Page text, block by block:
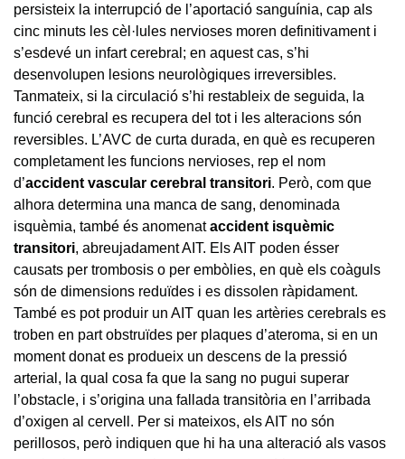
persisteix la interrupció de l’aportació sanguínia, cap als
cinc minuts les cèl·lules nervioses moren definitivament i
s’esdevé un infart cerebral; en aquest cas, s’hi
desenvolupen lesions neurològiques irreversibles.
Tanmateix, si la circulació s’hi restableix de seguida, la
funció cerebral es recupera del tot i les alteracions són
reversibles. L’AVC de curta durada, en què es recuperen
completament les funcions nervioses, rep el nom
d’accident vascular cerebral transitori. Però, com que
alhora determina una manca de sang, denominada
isquèmia, també és anomenataccident isquèmic
transitori, abreujadament AIT. Els AIT poden ésser
causats per trombosis o per embòlies, en què els coàguls
són de dimensions reduïdes i es dissolen ràpidament.
També es pot produir un AIT quan les artèries cerebrals es
troben en part obstruïdes per plaques d’ateroma, si en un
moment donat es produeix un descens de la pressió
arterial, la qual cosa fa que la sang no pugui superar
l’obstacle, i s’origina una fallada transitòria en l’arribada
d’oxigen al cervell. Per si mateixos, els AIT no són
perillosos, però indiquen que hi ha una alteració als vasos